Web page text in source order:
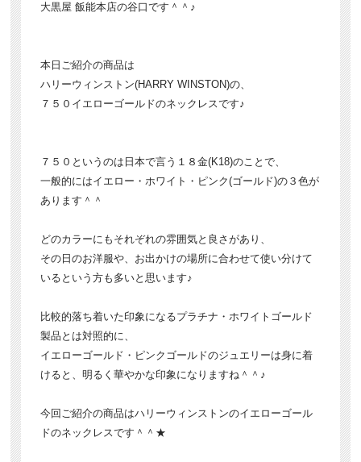
大黒屋 飯能本店の谷口です＾＾♪
本日ご紹介の商品は
ハリーウィンストン(HARRY WINSTON)の、
７５０イエローゴールドのネックレスです♪
７５０というのは日本で言う１８金(K18)のことで、
一般的にはイエロー・ホワイト・ピンク(ゴールド)の３色が
あります＾＾
どのカラーにもそれぞれの雰囲気と良さがあり、
その日のお洋服や、お出かけの場所に合わせて使い分けて
いるという方も多いと思います♪
比較的落ち着いた印象になるプラチナ・ホワイトゴールド
製品とは対照的に、
イエローゴールド・ピンクゴールドのジュエリーは身に着
けると、明るく華やかな印象になりますね＾＾♪
今回ご紹介の商品はハリーウィンストンのイエローゴール
ドのネックレスです＾＾★